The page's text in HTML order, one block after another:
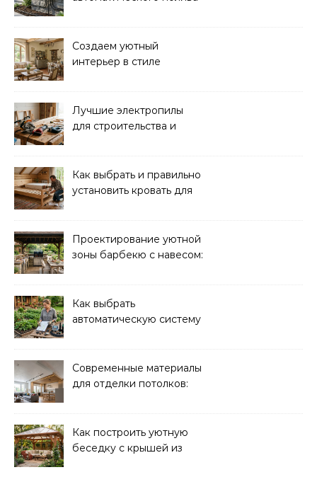
Создаем уютный
интерьер в стиле
Лучшие электропилы
для строительства и
Как выбрать и правильно
установить кровать для
Проектирование уютной
зоны барбекю с навесом:
Как выбрать
автоматическую систему
Современные материалы
для отделки потолков:
Как построить уютную
беседку с крышей из